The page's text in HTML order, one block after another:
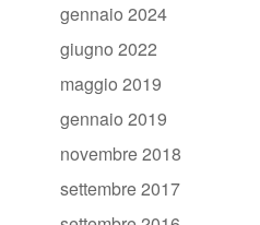
gennaio 2024
giugno 2022
maggio 2019
gennaio 2019
novembre 2018
settembre 2017